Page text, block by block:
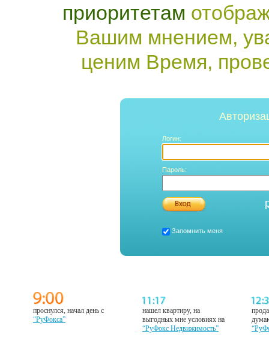
приоритетам
Вашим мнением,
ценим Время,
Логин:
Пароль:
Запомнить меня
проснулся, начал день с
“РуФокса”
нашел квартиру, на
выгодных мне условиях на
“РуФокс Недвижимость”